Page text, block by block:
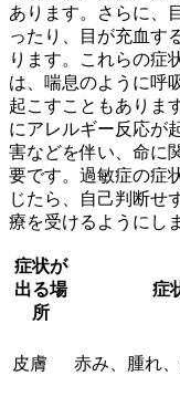
あります。さらに、
ったり、目が充血す
ります。これらの症
は、喘息のように呼
起こすこともありま
にアレルギー反応が
害などを伴い、命に
要です。過敏症の症
じたら、自己判断せ
療を受けるようにし
症状が
出る場
所
症
皮膚 赤み、腫れ